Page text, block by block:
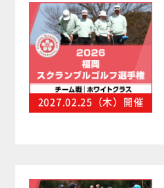
2027.02.25（木）開催